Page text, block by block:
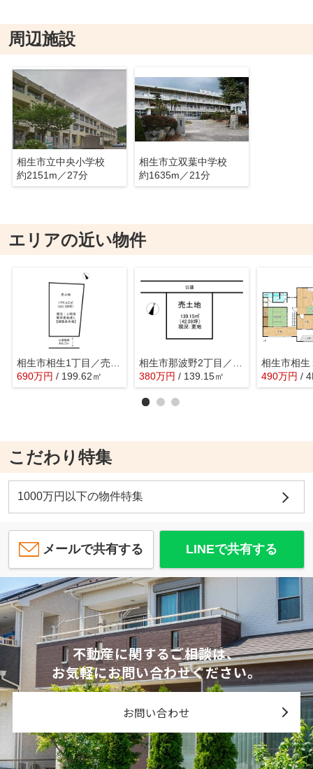
周辺施設
相生市立中央小学校
約2151m／27分
相生市立双葉中学校
約1635m／21分
エリアの近い物件
690万円 / 199.62㎡
380万円 / 139.15㎡ 490万円 /
こだわり特集
1000万円以下の物件特集
メールで共有する LINEで共有する
不動産に関するご相談は、
お気軽にお問い合わせください。
お問い合わせ